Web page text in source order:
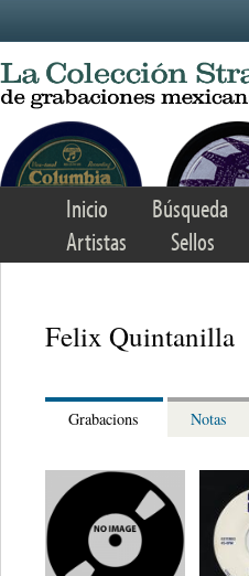
Inicio Búsqueda
Artistas
Sellos
Felix Quintanilla
Grabacions Notas